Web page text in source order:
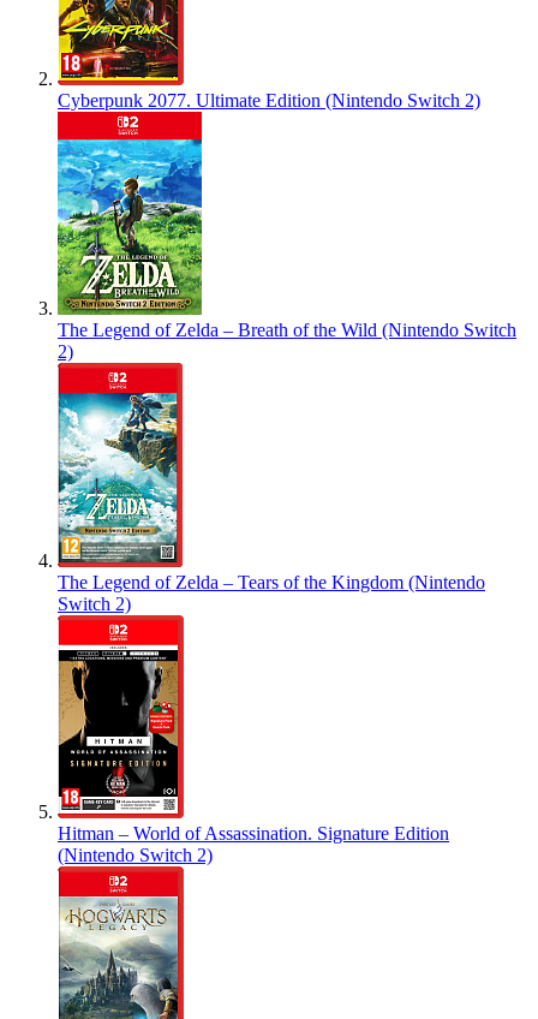
Cyberpunk 2077. Ultimate Edition (Nintendo Switch 2)
The Legend of Zelda – Breath of the Wild (Nintendo Switch
2)
The Legend of Zelda – Tears of the Kingdom (Nintendo
Switch 2)
Hitman – World of Assassination. Signature Edition
(Nintendo Switch 2)